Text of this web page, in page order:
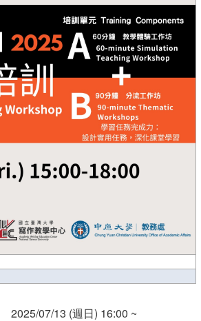
2025/07/13 (週日) 16:00 ~